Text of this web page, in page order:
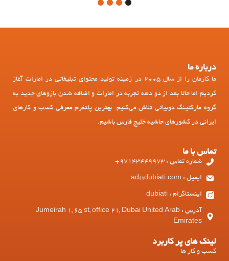
1
درباره ما
ما کارمان را از سال 2005 در زمینه تولید محتوای تبلیغاتی در امارات آغاز
کردیم اما حالا بعد از دو دهه تجربه در امارات و اضافه شدن بازوهای جدید به
گروه مارکتینگ دوبیاتی تلاش می‌کنیم بهترین پلتفرم معرفی کسب و کارهای
ایرانی در کشورهای حاشیه خلیج فارس باشیم.
تماس با ما
شماره تماس : 97143449973+
ایمیل : ad@dubiati.com
اینستاگرام : dubiati
آدرس : Jumeirah 1, 65 st, office 21, Dubai United Arab
Emirates
لینک های پر کاربرد
کسب و کار ها